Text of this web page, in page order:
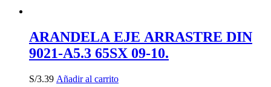
ARANDELA EJE ARRASTRE DIN
9021-A5.3 65SX 09-10.
S/3.39 Añadir al carrito